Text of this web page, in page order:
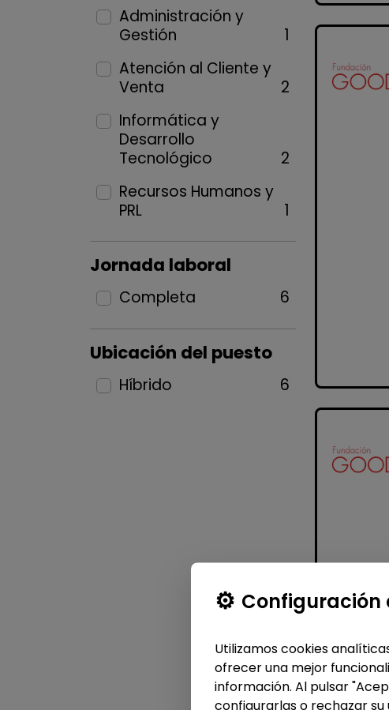
Administración y
Gestión
1
Atención al Cliente y
Venta
2
Informática y
Desarrollo
Tecnológico
2
Recursos Humanos y
PRL
1
Jornada laboral
Completa 6
Ubicación del puesto
Híbrido 6
Configuración
Utilizamos cookies
ofrecer una mejor
información. Al pulsar
configurarlas o rechazar su